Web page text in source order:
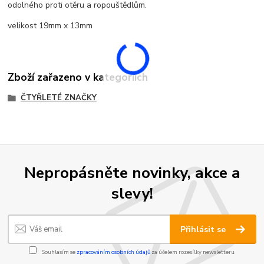
odolného proti otěru a ropouštědlům.
velikost 19mm x 13mm
Zboží zařazeno v kategoriích
ČTYŘLETÉ ZNAČKY
Nepropásněte novinky, akce a
slevy!
Přihlásit se
Souhlasím se zpracováním osobních údajůza účelem rozesílky newsletteru.